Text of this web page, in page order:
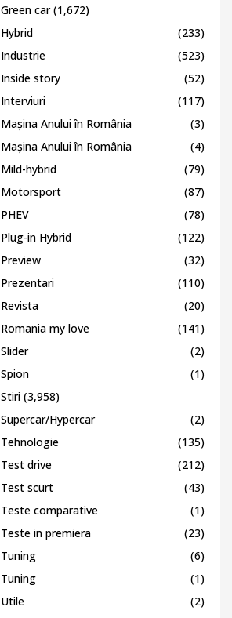
Green car(1,672)
Hybrid
(233)
Industrie
(523)
Inside story
(52)
Interviuri
(117)
Mașina Anului în România
(3)
Mașina Anului în România
(4)
Mild-hybrid
(79)
Motorsport
(87)
PHEV
(78)
Plug-in Hybrid
(122)
Preview
(32)
Prezentari
(110)
Revista
(20)
Romania my love
(141)
Slider
(2)
Spion
(1)
Stiri (3,958)
Supercar/Hypercar
(2)
Tehnologie
(135)
Test drive
(212)
Test scurt
(43)
Teste comparative
(1)
Teste in premiera
(23)
Tuning
(6)
Tuning
(1)
Utile
(2)